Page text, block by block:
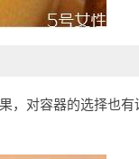
对容器的选择也有